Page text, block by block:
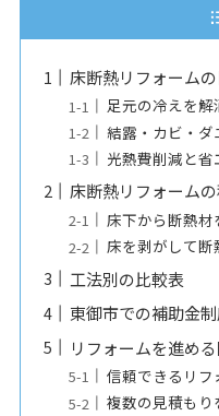
床断熱リフォーム
足元の冷えを
結露・カビ・
光熱費削減と省
床断熱リフォーム
床下から断熱
床を剥がして
工法別の比較表
東御市での補助金
リフォームを進め
信頼できるリフ
複数の見積もり